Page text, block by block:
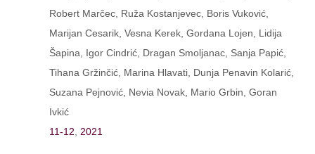
Robert Marčec, Ruža Kostanjevec, Boris Vuković,
Marijan Cesarik, Vesna Kerek, Gordana Lojen, Lidija
Šapina, Igor Cindrić, Dragan Smoljanac, Sanja Papić,
Tihana Gržinčić, Marina Hlavati, Dunja Penavin Kolarić,
Suzana Pejnović, Nevia Novak, Mario Grbin, Goran
Ivkić
11-12
2021